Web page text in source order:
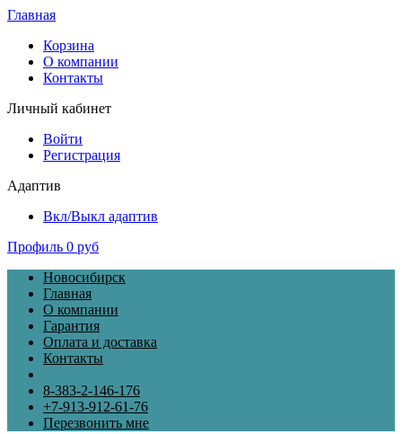
Главная
Корзина
О компании
Контакты
Личный кабинет
Войти
Регистрация
Адаптив
Вкл/Выкл адаптив
Профиль 0 руб
Новосибирск
Главная
О компании
Гарантия
Оплата и доставка
Контакты
8-383-2-146-176
+7-913-912-61-76
Перезвонить мне